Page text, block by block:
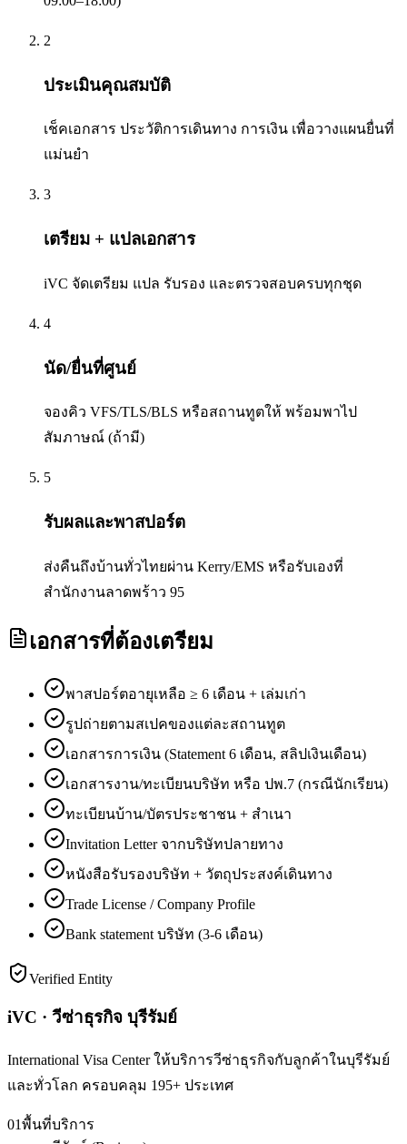
2
ประเมินคุณสมบัติ
เช็คเอกสาร ประวัติการเดินทาง การเงิน เพื่อวางแผนยื่นที่
แม่นยำ
3
เตรียม + แปลเอกสาร
iVC จัดเตรียม แปล รับรอง และตรวจสอบครบทุกชุด
4
นัด/ยื่นที่ศูนย์
จองคิว VFS/TLS/BLS หรือสถานทูตให้ พร้อมพาไป
สัมภาษณ์ (ถ้ามี)
5
รับผลและพาสปอร์ต
ส่งคืนถึงบ้านทั่วไทยผ่าน Kerry/EMS หรือรับเองที่
สำนักงานลาดพร้าว 95
เอกสารที่ต้องเตรียม
พาสปอร์ตอายุเหลือ ≥ 6 เดือน + เล่มเก่า
รูปถ่ายตามสเปคของแต่ละสถานทูต
เอกสารการเงิน (Statement 6 เดือน, สลิปเงินเดือน)
เอกสารงาน/ทะเบียนบริษัท หรือ ปพ.7 (กรณีนักเรียน)
ทะเบียนบ้าน/บัตรประชาชน + สำเนา
Invitation Letter จากบริษัทปลายทาง
หนังสือรับรองบริษัท + วัตถุประสงค์เดินทาง
Trade License / Company Profile
Bank statement บริษัท (3-6 เดือน)
Verified Entity
iVC · วีซ่าธุรกิจ บุรีรัมย์
International Visa Center ให้บริการวีซ่าธุรกิจกับลูกค้าในบุรีรัมย์
และทั่วโลก ครอบคลุม 195+ ประเทศ
01พื้นที่บริการ